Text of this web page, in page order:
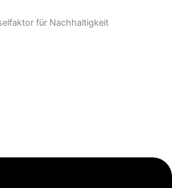
für Nachhaltigkeit